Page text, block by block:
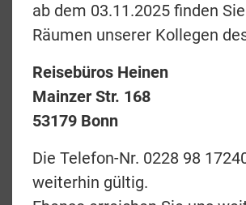
Preise & Termine
ab dem 03.11.2025 finden
Räumen unserer Kollegen
Reisebüros Heinen
Mainzer Str. 168
53179 Bonn
Die Telefon-Nr. 0228 98
weiterhin gültig.